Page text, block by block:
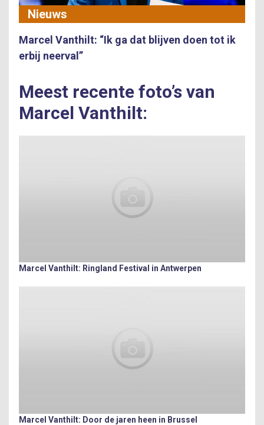
Nieuws
Marcel Vanthilt: “Ik ga dat blijven doen tot ik
erbij neerval”
Meest recente foto’s van
Marcel Vanthilt:
Marcel Vanthilt: Ringland Festival in Antwerpen
Marcel Vanthilt: Door de jaren heen in Brussel